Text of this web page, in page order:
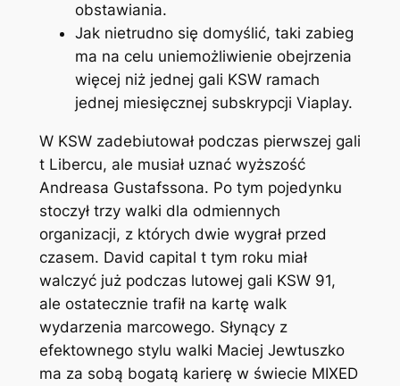
obstawiania.
Jak nietrudno się domyślić, taki zabieg
ma na celu uniemożliwienie obejrzenia
więcej niż jednej gali KSW ramach
jednej miesięcznej subskrypcji Viaplay.
W KSW zadebiutował podczas pierwszej gali
t Libercu, ale musiał uznać wyższość
Andreasa Gustafssona. Po tym pojedynku
stoczył trzy walki dla odmiennych
organizacji, z których dwie wygrał przed
czasem. David capital t tym roku miał
walczyć już podczas lutowej gali KSW 91,
ale ostatecznie trafił na kartę walk
wydarzenia marcowego. Słynący z
efektownego stylu walki Maciej Jewtuszko
ma za sobą bogatą karierę w świecie MIXED